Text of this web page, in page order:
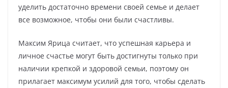
уделить достаточно времени своей семье и делает
все возможное, чтобы они были счастливы.
Максим Ярица считает, что успешная карьера и
личное счастье могут быть достигнуты только при
наличии крепкой и здоровой семьи, поэтому он
прилагает максимум усилий для того, чтобы сделать